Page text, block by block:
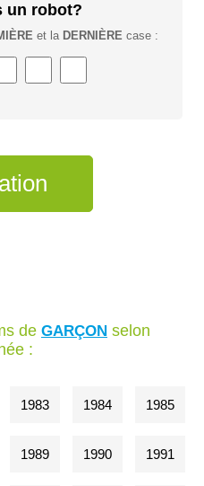
un robot?
et la DERNIÈRE case :
de GARÇONselon
:
1983 1984 1985
1989 1990 1991